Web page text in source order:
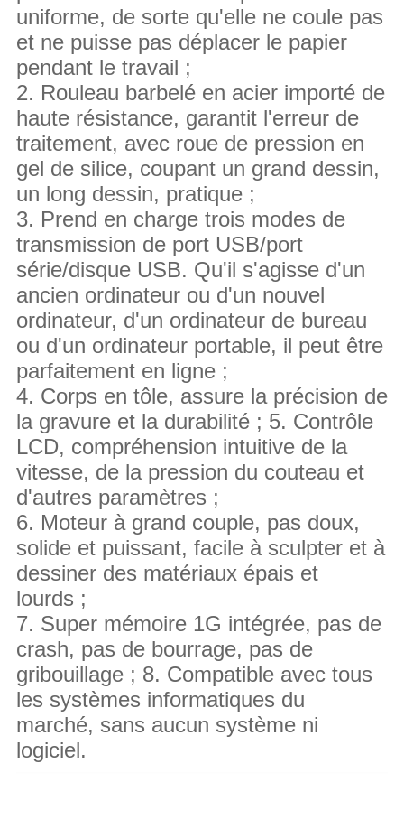
uniforme, de sorte qu'elle ne coule pas
et ne puisse pas déplacer le papier
pendant le travail ;
2. Rouleau barbelé en acier importé de
haute résistance, garantit l'erreur de
traitement, avec roue de pression en
gel de silice, coupant un grand dessin,
un long dessin, pratique ;
3. Prend en charge trois modes de
transmission de port USB/port
série/disque USB. Qu'il s'agisse d'un
ancien ordinateur ou d'un nouvel
ordinateur, d'un ordinateur de bureau
ou d'un ordinateur portable, il peut être
parfaitement en ligne ;
4. Corps en tôle, assure la précision de
la gravure et la durabilité ; 5. Contrôle
LCD, compréhension intuitive de la
vitesse, de la pression du couteau et
d'autres paramètres ;
6. Moteur à grand couple, pas doux,
solide et puissant, facile à sculpter et à
dessiner des matériaux épais et
lourds ;
7. Super mémoire 1G intégrée, pas de
crash, pas de bourrage, pas de
gribouillage ; 8. Compatible avec tous
les systèmes informatiques du
marché, sans aucun système ni
logiciel.